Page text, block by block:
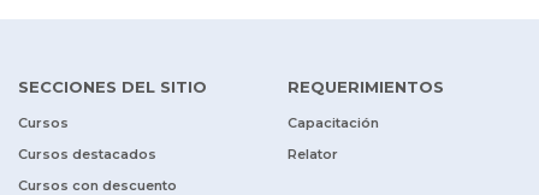
SECCIONES DEL SITIO
Cursos
Cursos destacados
Cursos con descuento
REQUERIMIENTOS
Capacitación
Relator